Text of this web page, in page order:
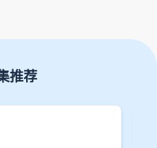
推荐